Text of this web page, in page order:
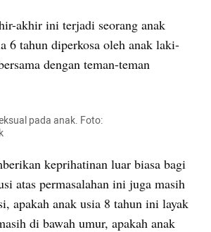
akhir ini terjadi seorang anak
6 tahun diperkosa oleh anak laki-
dengan teman-teman
pada anak. Foto:
keprihatinan luar biasa bagi
atas permasalahan ini juga masih
apakah anak usia 8 tahun ini layak
di bawah umur, apakah anak